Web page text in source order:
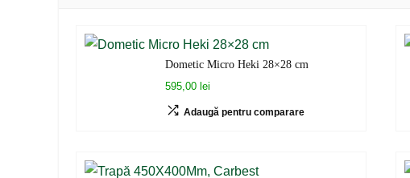
Dometic Micro Heki 28×28 cm
595,00 lei
Adaugă pentru comparare